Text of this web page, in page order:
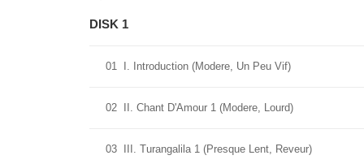
DISK 1
01 I. Introduction (Modere, Un Peu Vif)
02 II. Chant D'Amour 1 (Modere, Lourd)
03 III. Turangalila 1 (Presque Lent, Reveur)